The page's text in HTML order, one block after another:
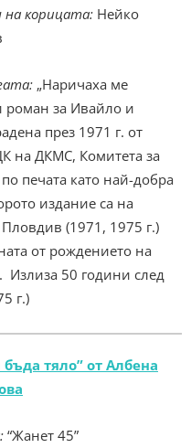
на корицата: Нейко
„Наричаха ме
роман за Ивайло и
през 1971 г. от
на ДКМС, Комитета за
печата като най-добра
издание са на
Пловдив (1971, 1975 г.)
от рождението на
Излиза 50 години след
г.)
бъда тяло” от Албена
“Жанет 45”